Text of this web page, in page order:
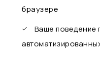
браузере
Ваше поведение